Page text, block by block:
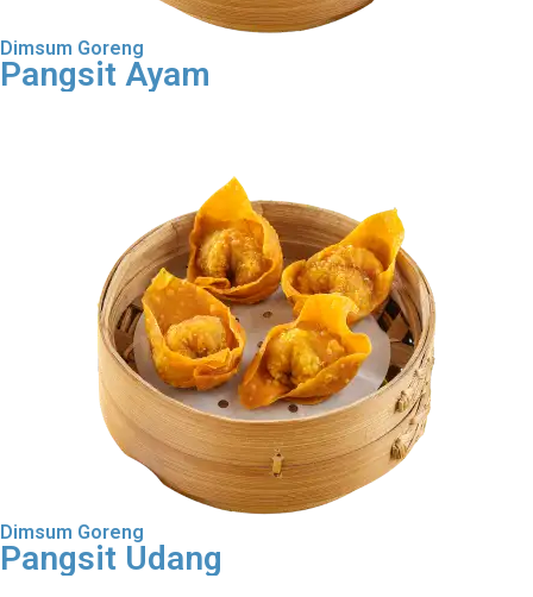
Dimsum Goreng
Pangsit Ayam
Dimsum Goreng
Pangsit Udang